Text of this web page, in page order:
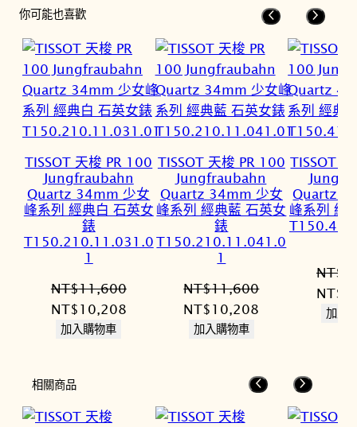
你可能也喜歡
TISSOT 天梭 PR 100
Jungfraubahn
Quartz 34mm 少女
峰系列 經典白 石英女
錶
T150.210.11.031.0
1
NT$11,600
原
始
NT$11,600。
NT$10,208目
加入購物車
TISSOT 天梭 PR 100
Jungfraubahn
Quartz 34mm 少女
峰系列 經典藍 石英女
錶
T150.210.11.041.0
1
NT$11,600
原
始
NT$11,600。
NT$10,208
NT$10,208。
加入購物車
TISSOT
Quartz
峰系列 經
NT$
原
始
NT$
加入
相關商品